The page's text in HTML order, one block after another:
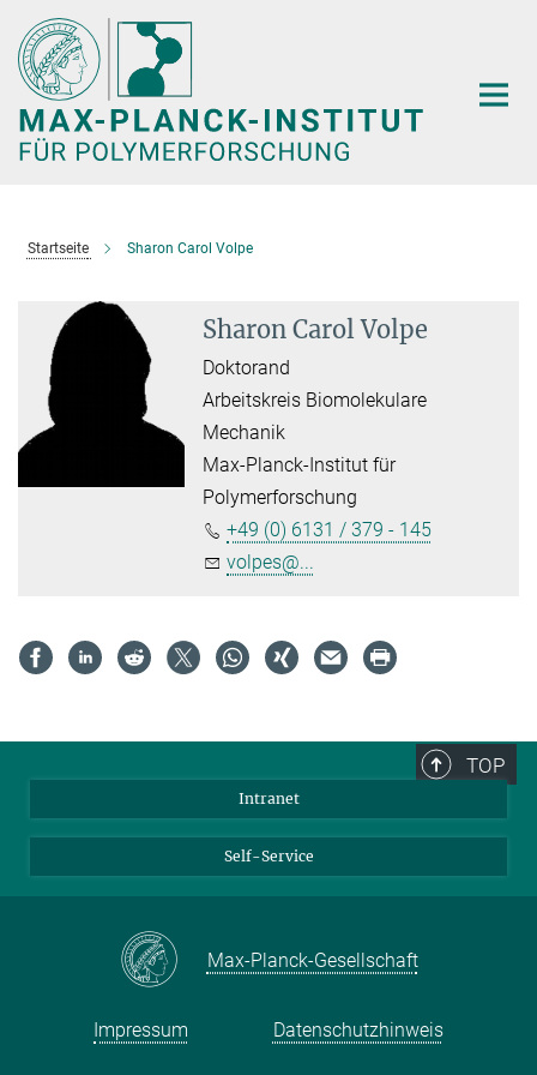
Hauptinhalt
Startseite Sharon Carol Volpe
Sharon Carol Volpe
Doktorand
Arbeitskreis Biomolekulare
Mechanik
Max-Planck-Institut für
Polymerforschung
+49 (0) 6131 / 379 - 145
volpes@...
TOP
Intranet
Self-Service
Max-Planck-Gesellschaft
Impressum Datenschutzhinweis